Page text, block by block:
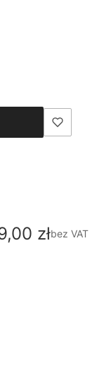
złbez VAT